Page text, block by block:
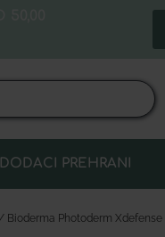
DODACI PREHRANI
/ Bioderma Photoderm Xdefense